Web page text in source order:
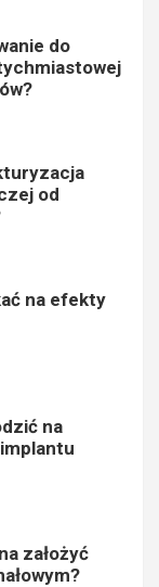
do
od
na efekty
na
założyć